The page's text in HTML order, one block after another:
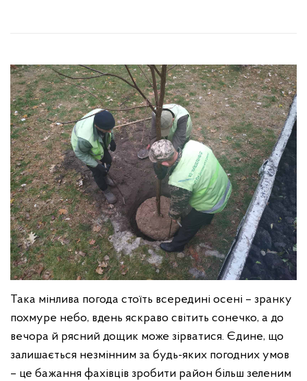
Така мінлива погода стоїть всередині осені – зранку
похмуре небо, вдень яскраво світить сонечко, а до
вечора й рясний дощик може зірватися. Єдине, що
залишається незмінним за будь-яких погодних умов
– це бажання фахівців зробити район більш зеленим